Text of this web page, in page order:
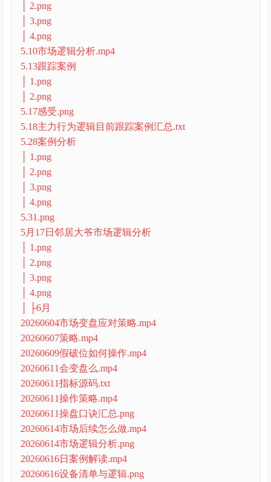
│ 2.png
│ 3.png
│ 4.png
5.10市场逻辑分析.mp4
5.13跟踪案例
│ 1.png
│ 2.png
5.17感受.png
5.18主力行为逻辑目前跟踪案例汇总.txt
5.28案例分析
│ 1.png
│ 2.png
│ 3.png
│ 4.png
5.31.png
5月17日邻居大爷市场逻辑分析
│ 1.png
│ 2.png
│ 3.png
│ 4.png
│ ├6月
20260604市场变盘应对策略.mp4
20260607策略.mp4
20260609假破位如何操作.mp4
20260611会变盘么.mp4
20260611指标源码.txt
20260611操作策略.mp4
20260611操盘口诀汇总.png
20260614市场后续怎么做.mp4
20260614市场逻辑分析.png
20260616日案例解读.mp4
20260616设备清单与逻辑.png